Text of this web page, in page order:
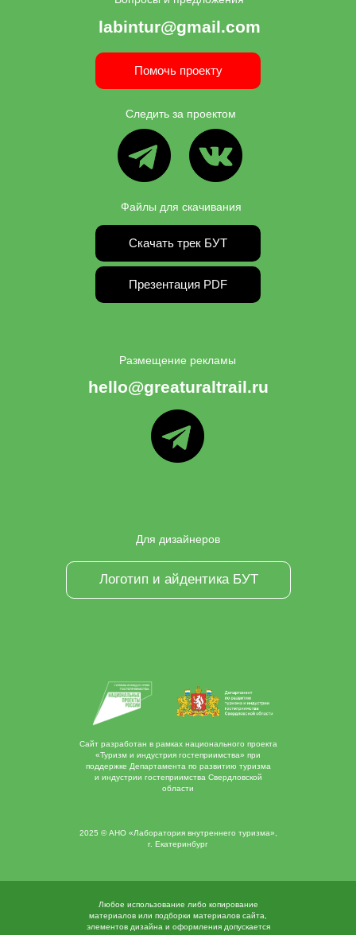
ТГ ВК
labintur@gmail.com
Следить за проектом
Презентация PDF
Скачать трек БУТ
Файлы для скачивания
Помочь проекту
hello@greaturaltrail.ru
Размещение рекламы
Логотип и айдентика БУТ
Для дизайнеров
Сайт разработан в рамках национального проекта
«Туризм и индустрия гостеприимства» при
поддержке Департамента по развитию туризма
и индустрии гостеприимства Свердловской
области
2025 © АНО «Лаборатория внутреннего туризма»,
г. Екатеринбург
Любое использование либо копирование
материалов или подборки материалов сайта,
элементов дизайна и оформления допускается